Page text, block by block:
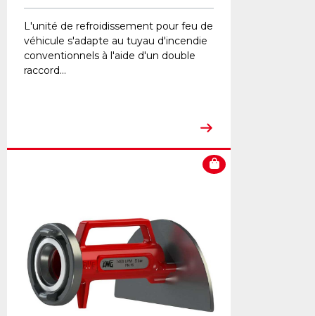
L'unité de refroidissement pour feu de
véhicule s'adapte au tuyau d'incendie
conventionnels à l'aide d'un double
raccord...